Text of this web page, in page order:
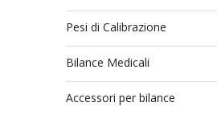
Pesi di Calibrazione
Bilance Medicali
Accessori per bilance